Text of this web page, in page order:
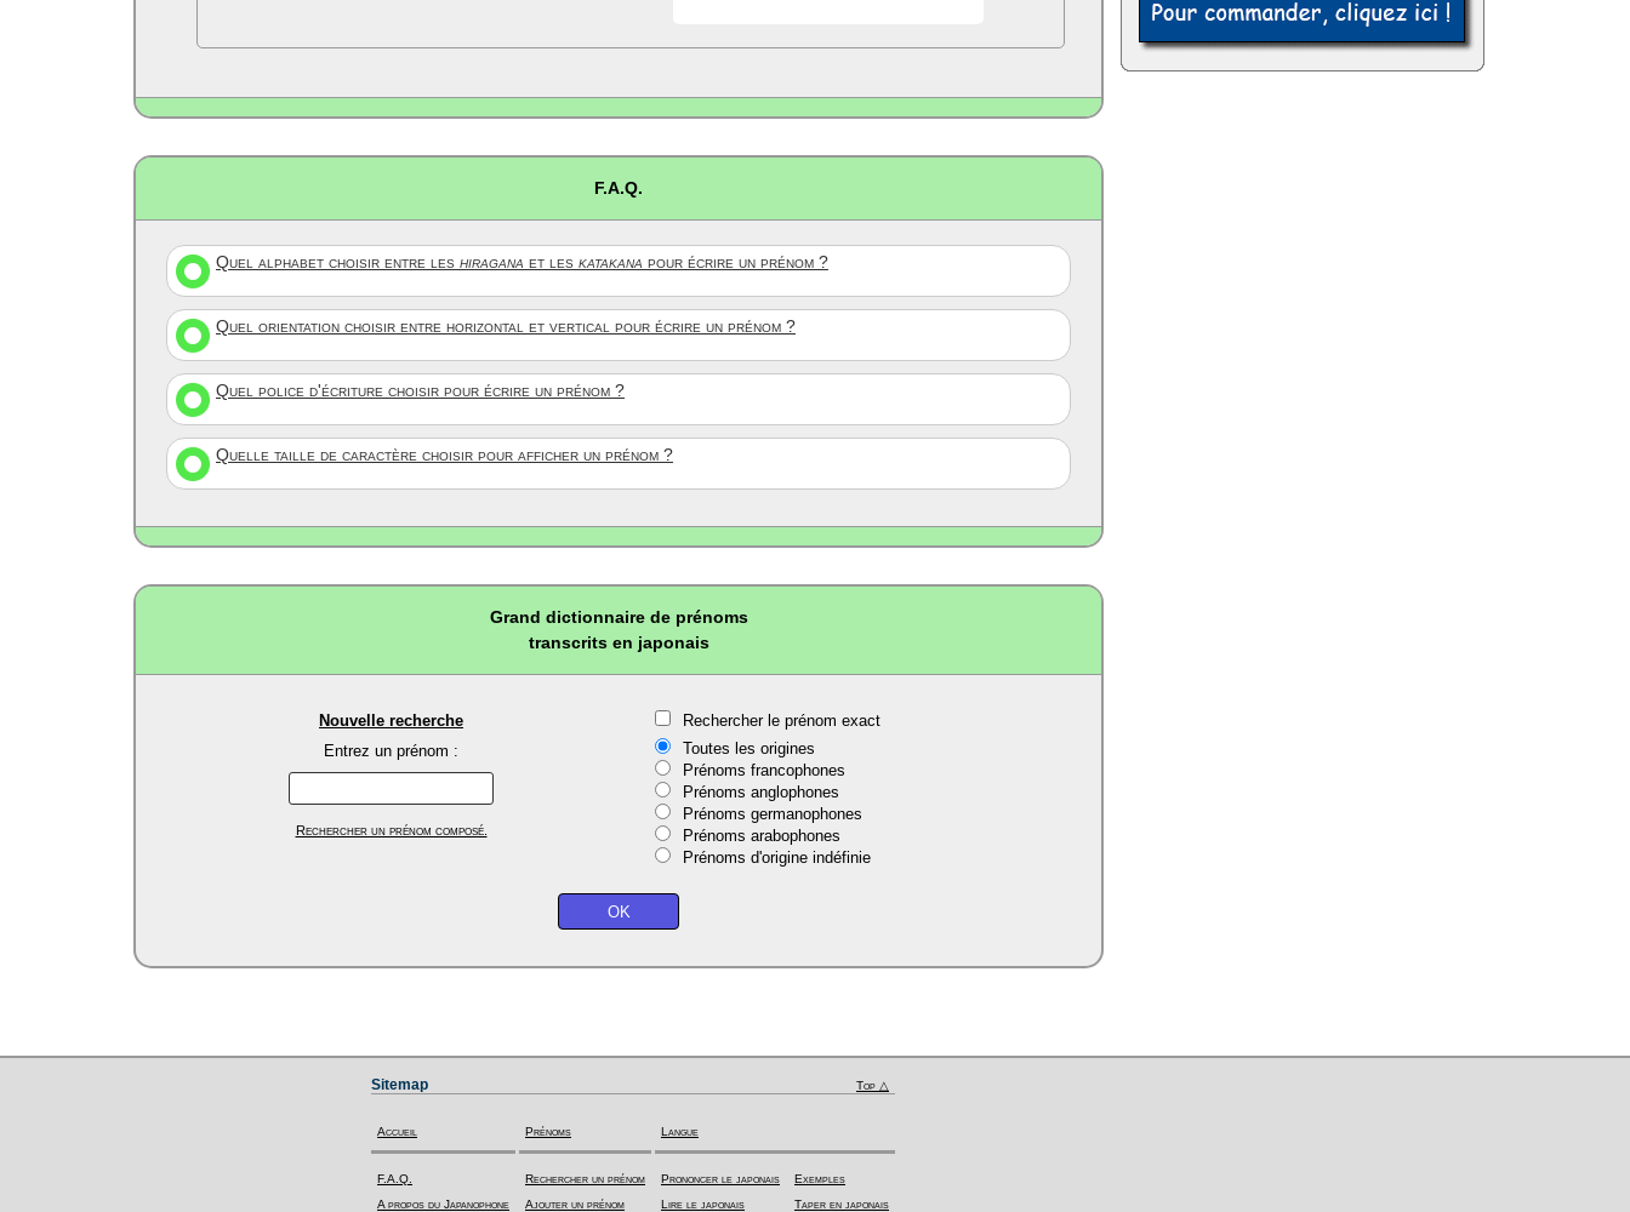
F.A.Q.
Quel alphabet choisir entre les hiragana et les katakana pour écrire un prénom ?
Quel orientation choisir entre horizontal et vertical pour écrire un prénom ?
Quel police d'écriture choisir pour écrire un prénom ?
Quelle taille de caractère choisir pour afficher un prénom ?
Grand dictionnaire de prénoms
transcrits en japonais
Nouvelle recherche
Entrez un prénom :
Rechercher un prénom composé.
Rechercher le prénom exact
Toutes les origines
Prénoms francophones
Prénoms anglophones
Prénoms germanophones
Prénoms arabophones
Prénoms d'origine indéfinie
Sitemap Top △
Accueil
F.A.Q.
A propos du Japanophone
Prénoms
Rechercher un prénom
Ajouter un prénom
Langue
Prononcer le japonais
Lire le japonais
Exemples
Taper en japonais